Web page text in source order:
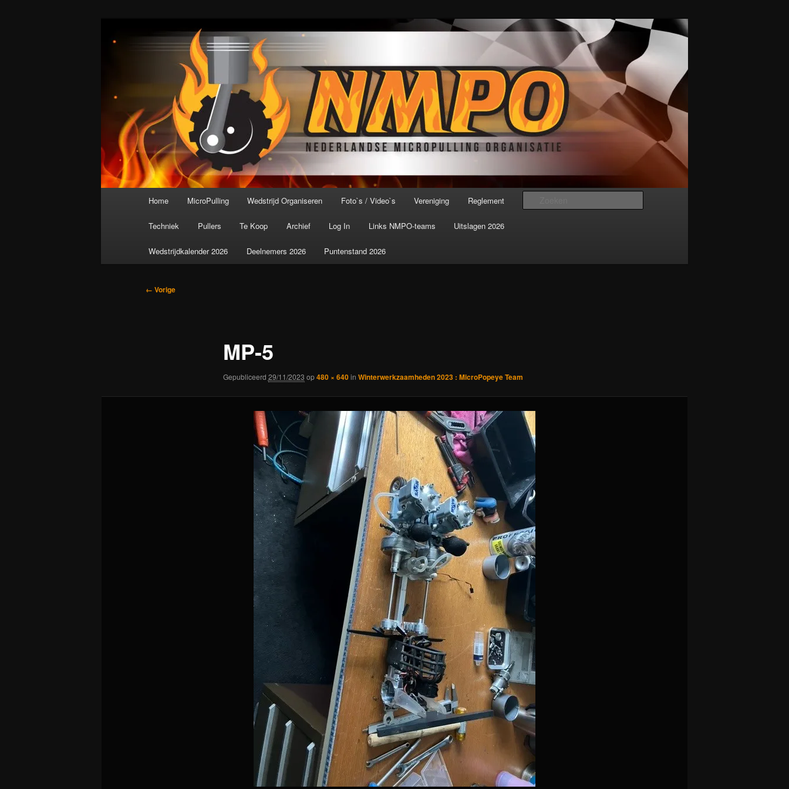
Nederlandse MicroPulling Organisatie
De meest krachtige modelbouwsport ter wereld!
Home MicroPulling Wedstrijd Organiseren Foto`s / Video`s Vereniging Reglement
Techniek Pullers Te Koop Archief Log In Links NMPO-teams Uitslagen 2026
Wedstrijdkalender 2026 Deelnemers 2026 Puntenstand 2026
Afbeeldingsnavigatie
← Vorige
MP-5
Gepubliceerd 29/11/2023 op480 × 640in Winterwerkzaamheden 2023 : MicroPopeye Team